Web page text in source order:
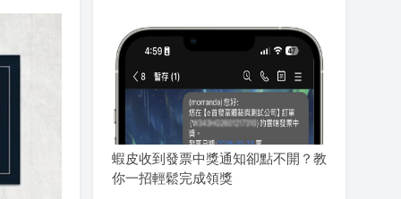
蝦皮收到發票中獎通知卻點不開？教
你一招輕鬆完成領獎